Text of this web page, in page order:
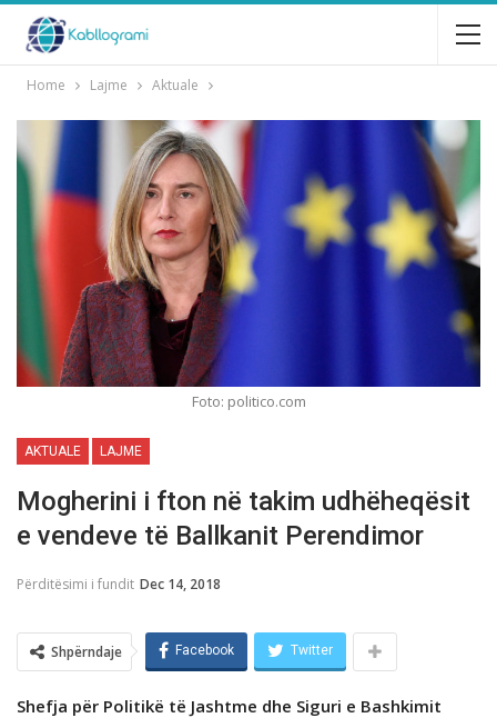
Home Lajme Aktuale
Foto: politico.com
AKTUALE LAJME
Mogherini i fton në takim udhëheqësit
e vendeve të Ballkanit Perendimor
Përditësimi i fundit Dec 14, 2018
Shpërndaje Facebook Twitter
Shefja për Politikë të Jashtme dhe Siguri e Bashkimit